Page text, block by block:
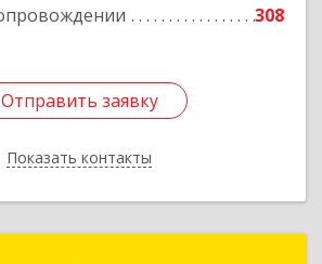
308
Отправить заявку
Показать контакты
Подробнее
Отправить заявку
Назад